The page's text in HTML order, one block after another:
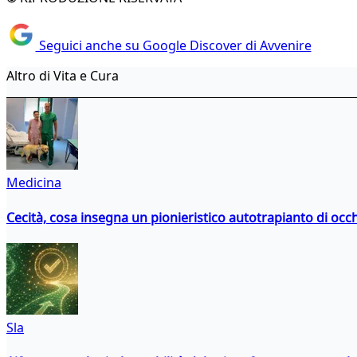
Seguici anche su Google Discover di Avvenire
Altro di Vita e Cura
Medicina
Cecità, cosa insegna un pionieristico autotrapianto di
Sla